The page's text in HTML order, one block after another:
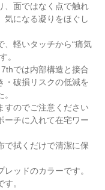
、面ではなく点で触れ
気になる凝りをほぐし
、軽いタッチから“痛気
。
では内部構造と接合
・破損リスクの低減を
のでご注意ください
ーチに入れて在宅ワー
で拭くだけで清潔に保
ッドのカラーです。
。